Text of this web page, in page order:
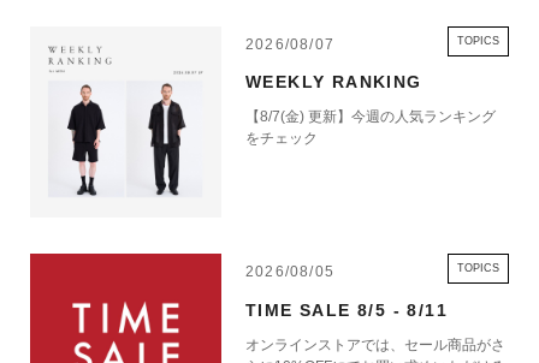
2026/08/07 TOPICS
WEEKLY RANKING
【8/7(金) 更新】今週の人気ランキング
をチェック
2026/08/05 TOPICS
TIME SALE 8/5 - 8/11
オンラインストアでは、セール商品がさ